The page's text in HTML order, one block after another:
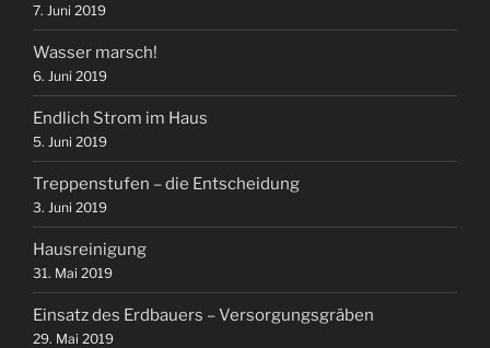
7. Juni 2019
Wasser marsch!
6. Juni 2019
Endlich Strom im Haus
5. Juni 2019
Treppenstufen – die Entscheidung
3. Juni 2019
Hausreinigung
31. Mai 2019
Einsatz des Erdbauers – Versorgungsgräben
29. Mai 2019